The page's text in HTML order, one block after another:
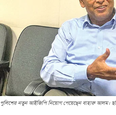
পুলিশের নতুন আইজিপি নিয়োগ পেয়েছে্ন বাহারু আলম।